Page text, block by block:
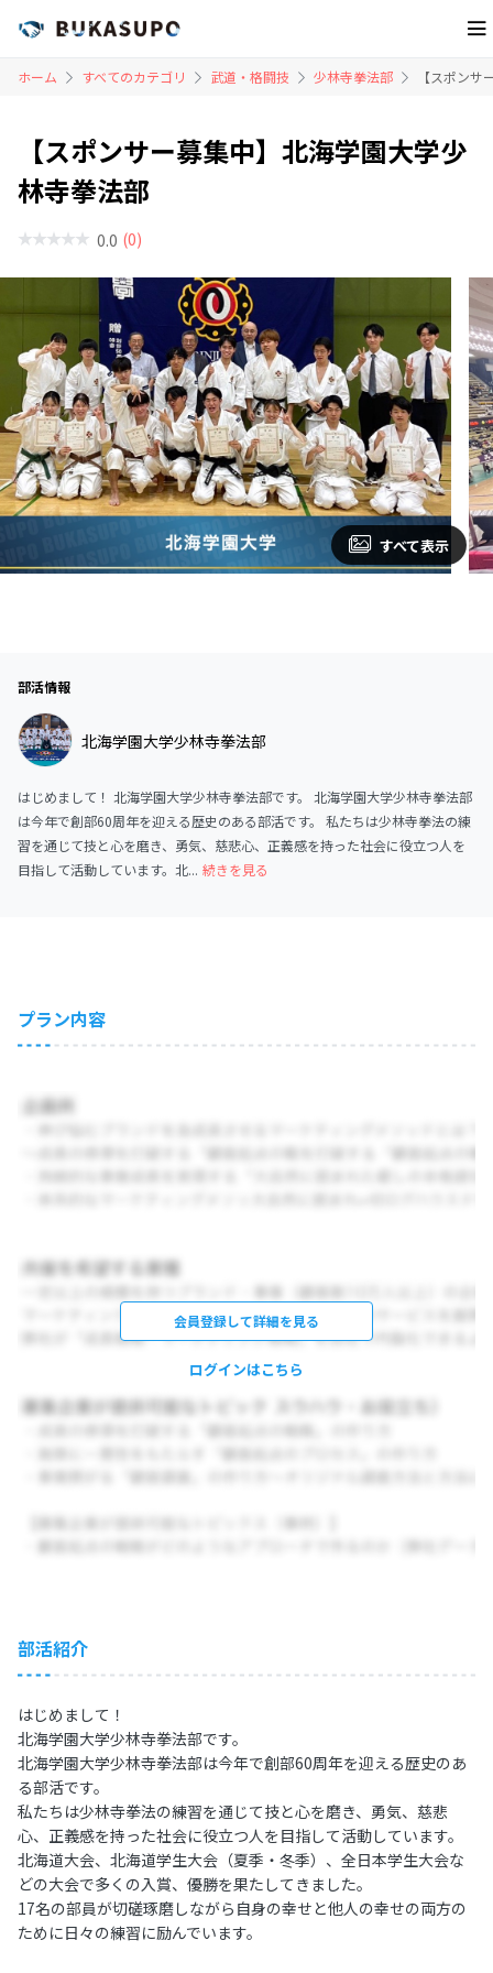
ホーム すべてのカテゴリ 武道・格闘技 少林寺拳法部 【スポン
【スポンサー募集中】北海学園大学少
林寺拳法部
0.0 (0)
すべて表示
部活情報
北海学園大学少林寺拳法部
はじめまして！ 北海学園大学少林寺拳法部です。 北海学園大学少林寺拳法部
は今年で創部60周年を迎える歴史のある部活です。 私たちは少林寺拳法の練
習を通じて技と心を磨き、勇気、慈悲心、正義感を持った社会に役立つ人を
目指して活動しています。北... 続きを見る
プラン内容
会員登録して詳細を見る
ログインはこちら
部活紹介
はじめまして！
北海学園大学少林寺拳法部です。
北海学園大学少林寺拳法部は今年で創部60周年を迎える歴史のあ
る部活です。
私たちは少林寺拳法の練習を通じて技と心を磨き、勇気、慈悲
心、正義感を持った社会に役立つ人を目指して活動しています。
北海道大会、北海道学生大会（夏季・冬季）、全日本学生大会な
どの大会で多くの入賞、優勝を果たしてきました。
17名の部員が切磋琢磨しながら自身の幸せと他人の幸せの両方の
ために日々の練習に励んでいます。